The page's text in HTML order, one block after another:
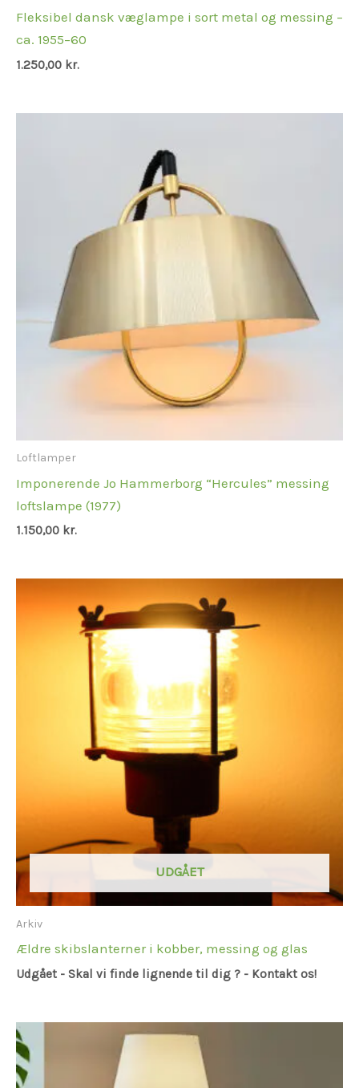
Fleksibel dansk væglampe i sort metal og messing –
ca. 1955–60
1.250,00 kr.
Loftlamper
Imponerende Jo Hammerborg “Hercules” messing
loftslampe (1977)
1.150,00 kr.
UDGÅET
Arkiv
Ældre skibslanterner i kobber, messing og glas
Udgået - Skal vi finde lignende til dig ? - Kontakt os!